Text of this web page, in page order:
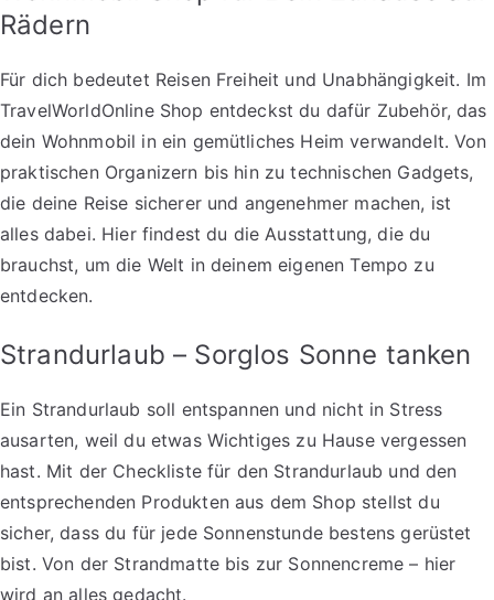
Rädern
Für dich bedeutet Reisen Freiheit und Unabhängigkeit. Im
TravelWorldOnline Shop entdeckst du dafür Zubehör, das
dein Wohnmobil in ein gemütliches Heim verwandelt. Von
praktischen Organizern bis hin zu technischen Gadgets,
die deine Reise sicherer und angenehmer machen, ist
alles dabei. Hier findest du die Ausstattung, die du
brauchst, um die Welt in deinem eigenen Tempo zu
entdecken.
Strandurlaub – Sorglos Sonne tanken
Ein Strandurlaub soll entspannen und nicht in Stress
ausarten, weil du etwas Wichtiges zu Hause vergessen
hast. Mit der Checkliste für den Strandurlaub und den
entsprechenden Produkten aus dem Shop stellst du
sicher, dass du für jede Sonnenstunde bestens gerüstet
bist. Von der Strandmatte bis zur Sonnencreme – hier
wird an alles gedacht.